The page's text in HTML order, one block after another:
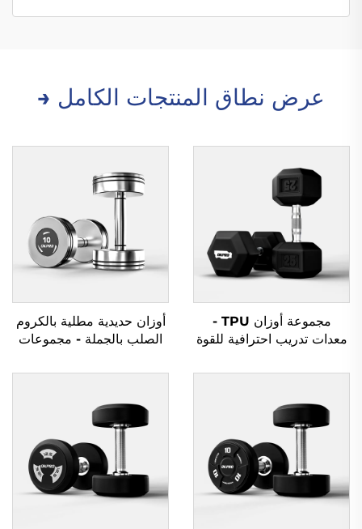
عرض نطاق المنتجات الكامل →
مجموعة أوزان TPU -
معدات تدريب احترافية للقوة
أوزان حديدية مطلية بالكروم
الصلب بالجملة - مجموعات
للصالات الرياضية التجارية